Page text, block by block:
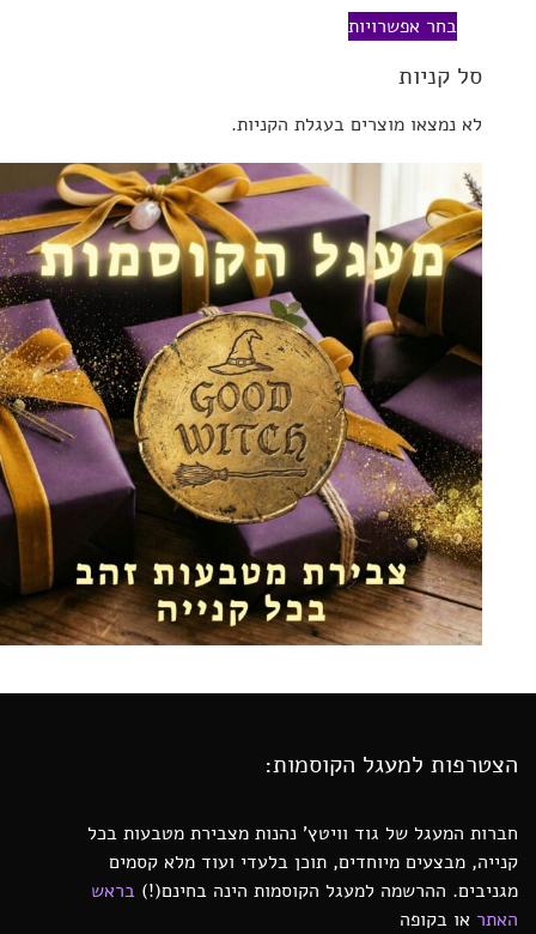
בחר אפשרויות
סל קניות
לא נמצאו מוצרים בעגלת הקניות.
הצטרפות למעגל הקוסמות:
חברות המעגל של גוד וויטץ’ נהנות מצבירת מטבעות בכל
קנייה, מבצעים מיוחדים, תוכן בלעדי ועוד מלא קסמים
מגניבים. ההרשמה למעגל הקוסמות הינה בחינם(!) בראש
האתר או בקופה